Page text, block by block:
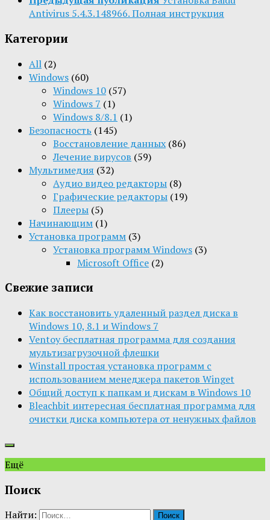
Antivirus 5.4.3.148966. Полная инструкция
Категории
All (2)
Windows (60)
Windows 10 (57)
Windows 7 (1)
Windows 8/8.1 (1)
Безопасность (145)
Восстановление данных (86)
Лечение вирусов (59)
Мультимедия (32)
Aудио видео редакторы (8)
Графические редакторы (19)
Плееры (5)
Начинающим (1)
Установка программ (3)
Установка программ Windows (3)
Microsoft Office (2)
Свежие записи
Как восстановить удаленный раздел диска в
Windows 10, 8.1 и Windows 7
Ventoy бесплатная программа для создания
мультизагрузочной флешки
Winstall простая установка программ с
использованием менеджера пакетов Winget
Общий доступ к папкам и дискам в Windows 10
Bleachbit интересная бесплатная программа для
очистки диска компьютера от ненужных файлов
Ещё
Поиск
Найти: